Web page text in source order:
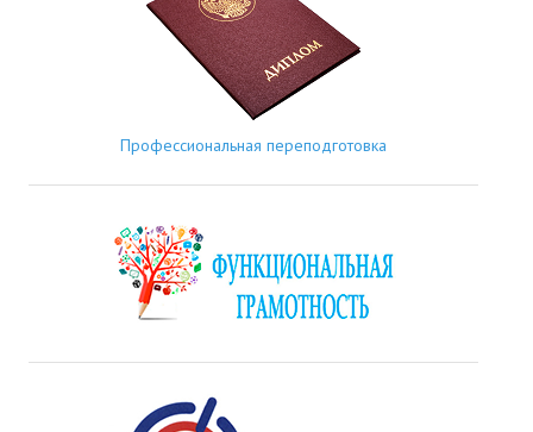
Профессиональная переподготовка